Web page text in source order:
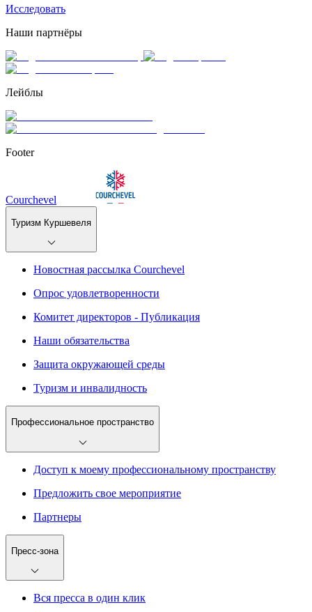
Исследовать
Наши партнёры
Лейблы
Footer
Courchevel
Туризм Куршевеля
Новостная рассылка Courchevel
Опрос удовлетворенности
Комитет директоров - Публикация
Наши обязательства
Защита окружающей среды
Туризм и инвалидность
Профессиональное пространство
Доступ к моему профессиональному пространству
Предложить свое мероприятие
Партнеры
Пресс-зона
Вся пресса в один клик